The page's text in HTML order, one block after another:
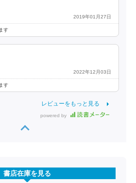
2019年01月27日
す
2022年12月03日
す
レビューをもっと見る
powered by
書店在庫を見る